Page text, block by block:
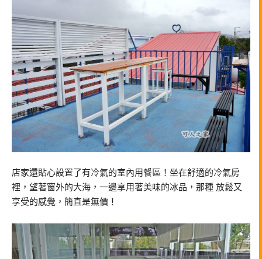
店家還貼心設置了有冷氣的室內用餐區！坐在舒適的冷氣房
裡，望著窗外的大海，一邊享用著美味的冰品，那種 放鬆又
享受的感覺，簡直是無價！